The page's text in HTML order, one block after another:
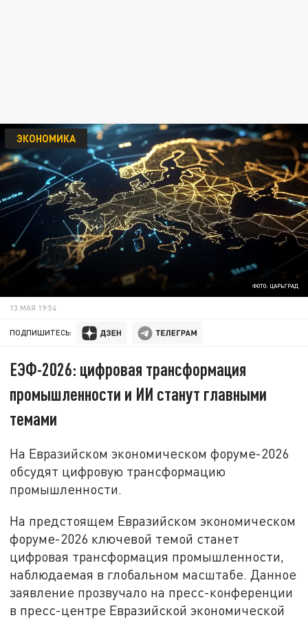
ФОТО: ЦАРЬГРАД
ЭКОНОМИКА
13 МАЯ 19:54
ПОДПИШИТЕСЬ:
ЕЭФ-2026: цифровая трансформация
промышленности и ИИ станут главными
темами
На Евразийском экономическом форуме-2026
обсудят цифровую трансформацию
промышленности.
На предстоящем Евразийском экономическом
форуме-2026 ключевой темой станет
цифровая трансформация промышленности,
наблюдаемая в глобальном масштабе. Данное
заявление прозвучало на пресс-конференции
в пресс-центре Евразийской экономической